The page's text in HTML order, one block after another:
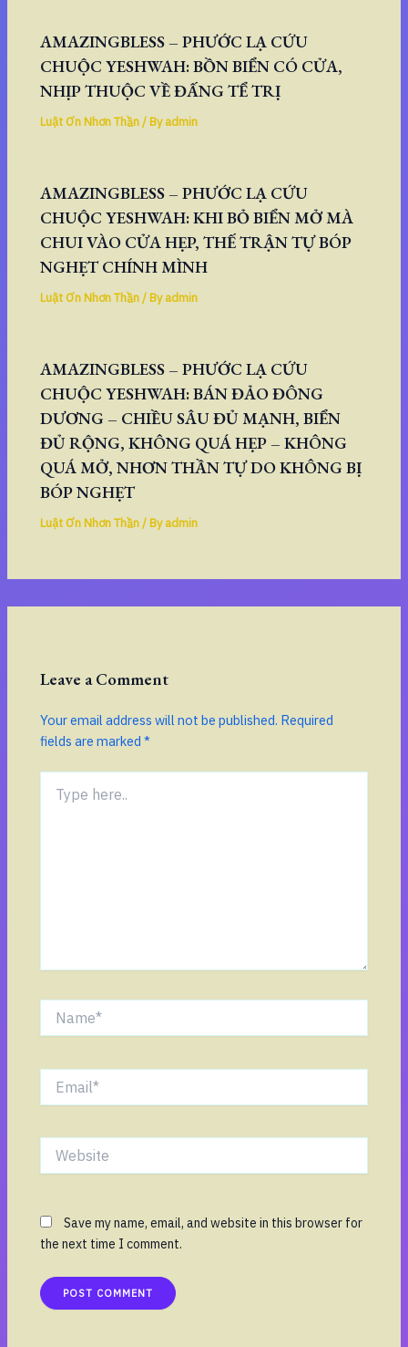
AMAZINGBLESS – PHƯỚC LẠ CỨU
CHUỘC YESHWAH: BỒN BIỂN CÓ CỬA,
NHỊP THUỘC VỀ ĐẤNG TỂ TRỊ
Luật Ơn Nhơn Thần/ Byadmin
AMAZINGBLESS – PHƯỚC LẠ CỨU
CHUỘC YESHWAH: KHI BỎ BIỂN MỞ MÀ
CHUI VÀO CỬA HẸP, THẾ TRẬN TỰ BÓP
NGHẸT CHÍNH MÌNH
Luật Ơn Nhơn Thần/ Byadmin
AMAZINGBLESS – PHƯỚC LẠ CỨU
CHUỘC YESHWAH: BÁN ĐẢO ĐÔNG
DƯƠNG – CHIỀU SÂU ĐỦ MẠNH, BIỂN
ĐỦ RỘNG, KHÔNG QUÁ HẸP – KHÔNG
QUÁ MỞ, NHƠN THẦN TỰ DO KHÔNG BỊ
BÓP NGHẸT
Luật Ơn Nhơn Thần/ Byadmin
Leave a Comment
Your email address will not be published. Required
fields are marked*
here..
Website
Save my name, email, and website in this browser for
the next time I comment.